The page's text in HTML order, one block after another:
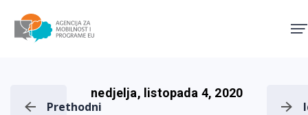
Prethodni
nedjelja, listopada 4, 2020